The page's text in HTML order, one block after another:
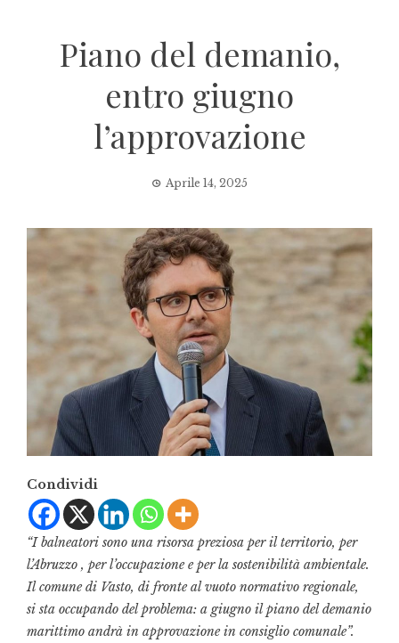
Piano del demanio,
entro giugno
l’approvazione
Aprile 14, 2025
Condividi
“I balneatori sono una risorsa preziosa per il territorio, per
l’Abruzzo , per l’occupazione e per la sostenibilità ambientale.
Il comune di Vasto, di fronte al vuoto normativo regionale,
si sta occupando del problema: a giugno il piano del demanio
marittimo andrà in approvazione in consiglio comunale”.